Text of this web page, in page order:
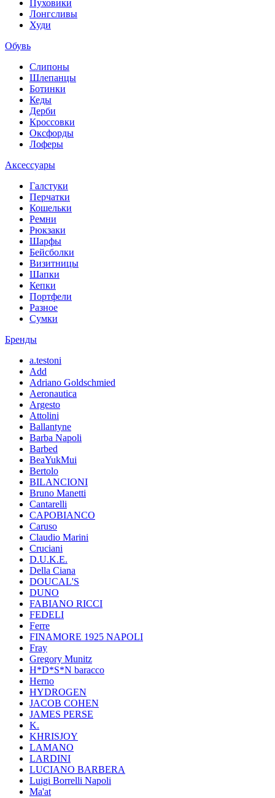
Пуховики
Лонгсливы
Худи
Обувь
Слипоны
Шлепанцы
Ботинки
Кеды
Дерби
Кроссовки
Оксфорды
Лоферы
Аксессуары
Галстуки
Перчатки
Кошельки
Ремни
Рюкзаки
Шарфы
Бейсболки
Визитницы
Шапки
Кепки
Портфели
Разное
Сумки
Бренды
a.testoni
Add
Adriano Goldschmied
Aeronautica
Argesto
Attolini
Ballantyne
Barba Napoli
Barbed
BeaYukMui
Bertolo
BILANCIONI
Bruno Manetti
Cantarelli
CAPOBIANCO
Caruso
Claudio Marini
Cruciani
D.U.K.E.
Della Ciana
DOUCAL'S
DUNO
FABIANO RICCI
FEDELI
Ferre
FINAMORE 1925 NAPOLI
Fray
Gregory Munitz
H*D*S*N baracco
Herno
HYDROGEN
JACOB COHEN
JAMES PERSE
K.
KHRISJOY
LAMANO
LARDINI
LUCIANO BARBERA
Luigi Borrelli Napoli
Ma'at